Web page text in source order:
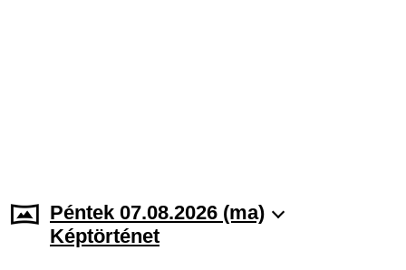
Péntek 07.08.2026 (ma)
Képtörténet